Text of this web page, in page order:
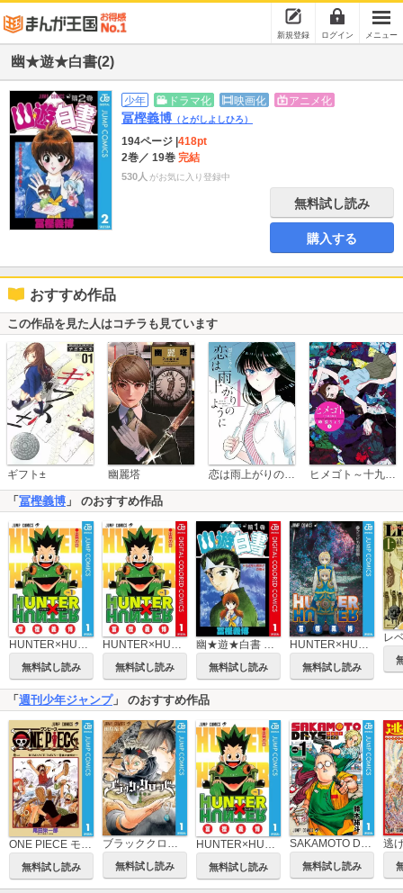
新規登録 ログイン メニュー
幽★遊★白書(2)
少年 ドラマ化 映画化 アニメ化
冨樫義博 （とがしよしひろ）
194ページ 418pt
2巻／ 19巻 完結
530人 がお気に入り登録中
無料試し読み
購入する
おすすめ作品
この作品を見た人はコチラも見ています
ギフト± 幽麗塔 恋は雨上がりのように ヒメゴト～十九歳の制服～
「 冨樫義博 」 のおすすめ作品
HUNTER×HUNTER モノクロ版
無料試し読み
HUNTER×HUNTER カラー版
無料試し読み
幽★遊★白書 カラー版
無料試し読み 無料試し読み
レ
「 週刊少年ジャンプ」 のおすすめ作品
無料試し読み
ブラッククローバー
無料試し読み 無料試し読み
SAKAMOTO DAYS
無料試し読み
逃